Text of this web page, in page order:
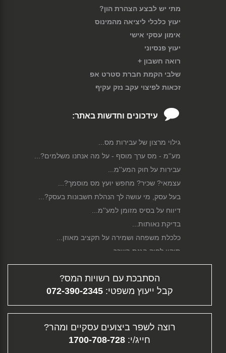
מתי יש לבצע הצהרת הון?
יעוץ כלכלי ליציאה מהמינוס
אימון עסקי אישי
יעוץ פנסיוני
רואה חשבון +
שלבי הקמת חברת סטרט אפ
זכאות לפיצוי עקב נזק עקיף
עידכונים וחדשות באתר:
גילוי מרצון של עבירות מס...
מע''מ - מס ערך מוסף - על מה אנחנו משלמים?...
עבירות על חוק המע''מ...
עצמאי? שכיר? מחפש יועץ מס מוסמך?...
בעל עסק, מי עושה לך הנהלת חשבונות בעסק?...
דיווח על בסיס מזומן למע''מ...
בדיקת נאותות...
כלכלת משפחה ושמירה על תקציב מאוזן...
תיקון לחוק הגנת השכר...
סגירת עסק...
פירוק חברה...
גיוס הון...
דיווח מקוון...
פיצויי פיטורין...
הסתבכת עם רשויות המס?
קבל ייעוץ משפטי:072-390-2345
רוצה לשפר ביצועים עסקיים ומהר?
חייג/י: 1700-708-728